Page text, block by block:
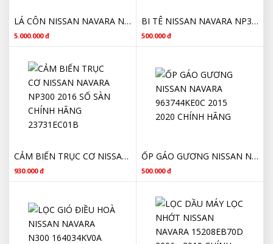
LÁ CÔN NISSAN NAVARA NP300 CHÍNH HÃNG 2016 SỐ SÀN 301004JA0A
5.000.000 đ
BI TÊ NISSAN NAVARA NP300 CHÍNH HÃNG 2016 SỐ SÀN 3050269F1A
500.000 đ
CẢM BIẾN TRỤC CƠ NISSAN NAVARA NP300 2016 SỐ SÀN CHÍNH HÃNG 23731EC01B
930.000 đ
ỐP GÁO GƯƠNG NISSAN NAVARA 963744KE0C 2015 2020 CHÍNH HÃNG
500.000 đ